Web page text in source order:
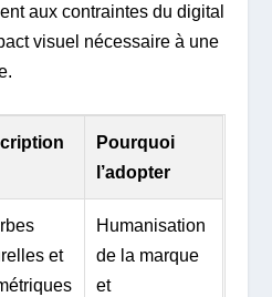
aux contraintes du digital
visuel nécessaire à une
Pourquoi
l’adopter
et
Humanisation
de la marque
et